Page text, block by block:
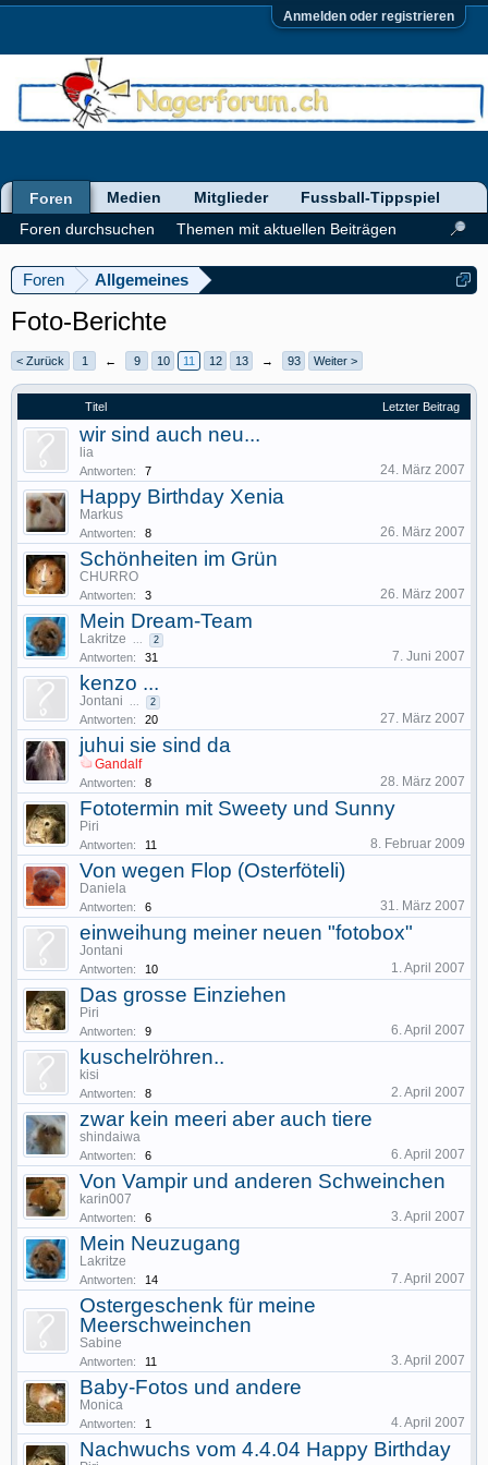
Anmelden oder registrieren
Foren Allgemeines
Foto-Berichte
< Zurück 1 ← 9 10 11 12 13 → 93 Weiter >
Titel Letzter Beitrag
wir sind auch neu...
lia
Antworten: 7 24. März 2007
Happy Birthday Xenia
Markus
Antworten: 8 26. März 2007
Schönheiten im Grün
CHURRO
Antworten: 3 26. März 2007
Mein Dream-Team
Lakritze ... 2
Antworten: 31 7. Juni 2007
kenzo ...
Jontani ... 2
Antworten: 20 27. März 2007
juhui sie sind da
Gandalf
Antworten: 8 28. März 2007
Fototermin mit Sweety und Sunny
Piri
Antworten: 11 8. Februar 2009
Von wegen Flop (Osterföteli)
Daniela
Antworten: 6 31. März 2007
einweihung meiner neuen "fotobox"
Jontani
Antworten: 10 1. April 2007
Das grosse Einziehen
Piri
Antworten: 9 6. April 2007
kuschelröhren..
kisi
Antworten: 8 2. April 2007
zwar kein meeri aber auch tiere
shindaiwa
Antworten: 6 6. April 2007
Von Vampir und anderen Schweinchen
karin007
Antworten: 6 3. April 2007
Mein Neuzugang
Lakritze
Antworten: 14 7. April 2007
Ostergeschenk für meine
Meerschweinchen
Sabine
Antworten: 11 3. April 2007
Baby-Fotos und andere
Monica
Antworten: 1 4. April 2007
Nachwuchs vom 4.4.04 Happy Birthday
Foren
Foren durchsuchen
Themen mit aktuellen Beiträgen
Medien Mitglieder Fussball-Tippspiel